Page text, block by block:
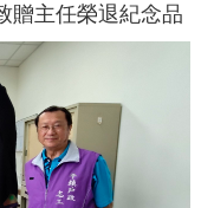
贈主任榮退紀念品